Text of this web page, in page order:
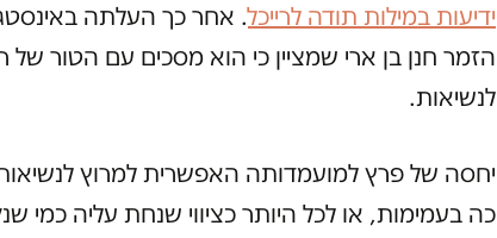
ידיעות במילות תודה לרייכל. אחר כך העלתה
הזמר חנן בן ארי שמציין כי הוא מסכים עם הטור של
לנשיאות.
יחסה של פרץ למועמדותה האפשרית למרוץ
כה בעמימות, או לכל היותר כציווי שנחת עליה כמי